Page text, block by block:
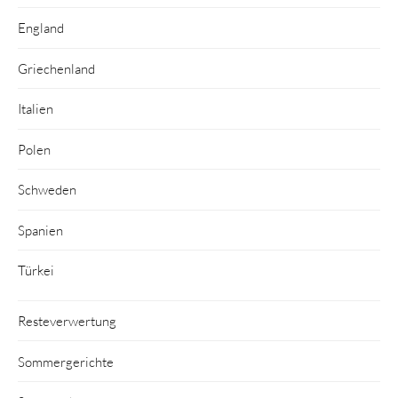
England
Griechenland
Italien
Polen
Schweden
Spanien
Türkei
Resteverwertung
Sommergerichte